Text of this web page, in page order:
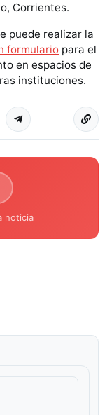
Corrientes.
puede realizar la
formulario para el
en espacios de
instituciones.
noticia